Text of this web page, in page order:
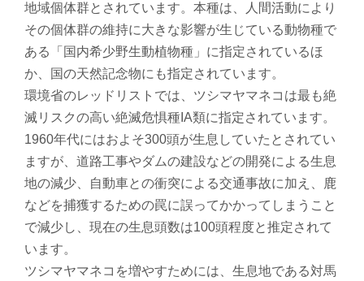
地域個体群とされています。本種は、人間活動により
その個体群の維持に大きな影響が生じている動物種で
ある「国内希少野生動植物種」に指定されているほ
か、国の天然記念物にも指定されています。
環境省のレッドリストでは、ツシマヤマネコは最も絶
滅リスクの高い絶滅危惧種IA類に指定されています。
1960年代にはおよそ300頭が生息していたとされてい
ますが、道路工事やダムの建設などの開発による生息
地の減少、自動車との衝突による交通事故に加え、鹿
などを捕獲するための罠に誤ってかかってしまうこと
で減少し、現在の生息頭数は100頭程度と推定されて
います。
ツシマヤマネコを増やすためには、生息地である対馬